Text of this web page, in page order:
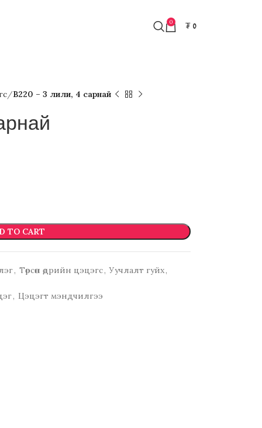
0
₮ 0
B220 – 3 лили, 4 сарнай
TO CART
, Төрсөн өдрийн цэцэгс, Уучлалт гуйх,
, Цэцэгт мэндчилгээ